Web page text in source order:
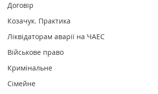
Договір
Козачук. Практика
Ліквідаторам аварії на ЧАЕС
Військове право
Кримінальне
Сімейне